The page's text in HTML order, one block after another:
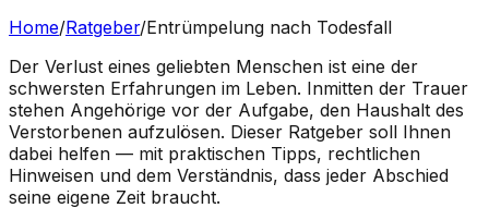
Home/Ratgeber/Entrümpelung nach Todesfall
Der Verlust eines geliebten Menschen ist eine der
schwersten Erfahrungen im Leben. Inmitten der Trauer
stehen Angehörige vor der Aufgabe, den Haushalt des
Verstorbenen aufzulösen. Dieser Ratgeber soll Ihnen
dabei helfen — mit praktischen Tipps, rechtlichen
Hinweisen und dem Verständnis, dass jeder Abschied
seine eigene Zeit braucht.